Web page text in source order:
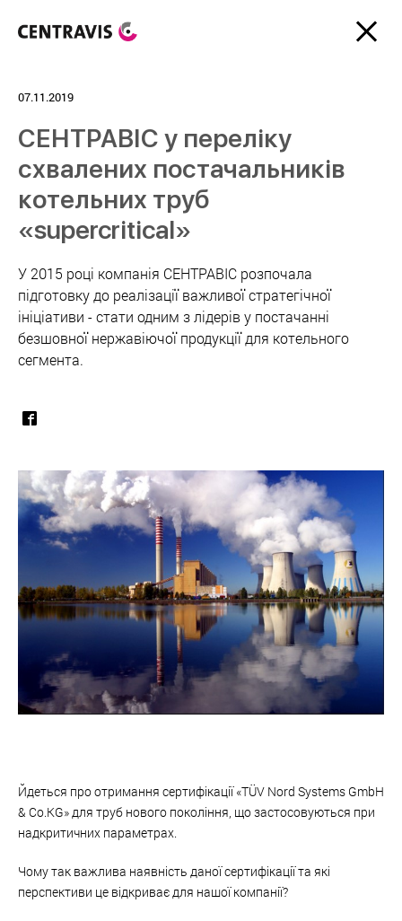
07.11.2019
СЕНТРАВІС у переліку
схвалених постачальників
котельних труб
«supercritical»
У 2015 році компанія СЕНТРАВІС розпочала
підготовку до реалізації важливої стратегічної
ініціативи - стати одним з лідерів у постачанні
безшовної нержавіючої продукції для котельного
сегмента.
Йдеться про отримання сертифікації «TÜV Nord Systems GmbH
& Co.KG» для труб нового покоління, що застосовуються при
надкритичних параметрах.
Чому так важлива наявність даної сертифікації та які
перспективи це відкриває для нашої компанії?